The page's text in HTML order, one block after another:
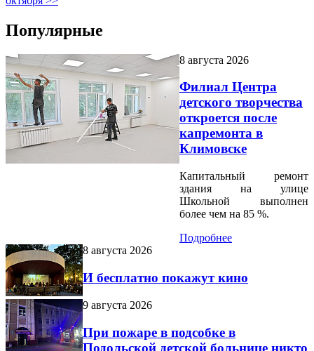
Популярные
8 августа 2026
Филиал Центра
детского творчества
откроется после
капремонта в
Климовске
Капитальный ремонт
здания на улице
Школьной выполнен
более чем на 85 %.
Подробнее
8 августа 2026
И бесплатно покажут кино
9 августа 2026
При пожаре в подсобке в
Подольской детской больнице никто